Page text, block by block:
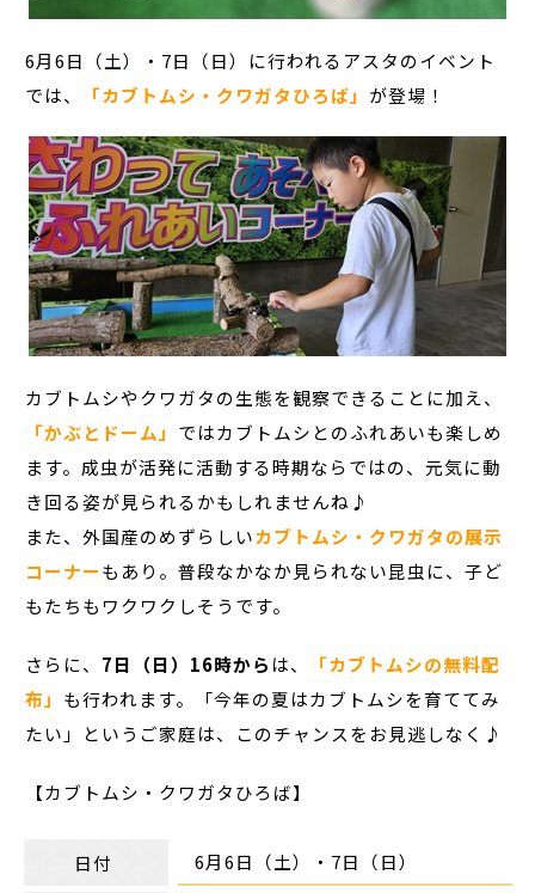
6月6日（土）・7日（日）に行われるアスタのイベント
では、
「カブトムシ・クワガタひろば」 が登場！
カブトムシやクワガタの生態を観察できることに加え、
「かぶとドーム」 ではカブトムシとのふれあいも楽しめ
ます。成虫が活発に活動する時期ならではの、元気に動
き回る姿が見られるかもしれませんね♪
また、外国産のめずらしいカブトムシ・クワガタの展示
コーナーもあり。普段なかなか見られない昆虫に、子ど
もたちもワクワクしそうです。
さらに、 7日（日）16時から は、
「カブトムシの無料配
布」 も行われます。「今年の夏はカブトムシを育ててみ
たい」というご家庭は、このチャンスをお見逃しなく♪
【カブトムシ・クワガタひろば】
日付 6月6日（土）・7日（日）